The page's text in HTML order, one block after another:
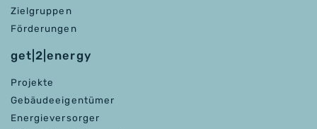
Zielgruppen
Förderungen
get|2|energy
Projekte
Gebäudeeigentümer
Energieversorger